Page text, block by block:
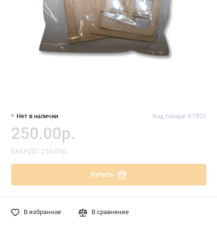
Нет в наличии Код товара: KTR21
250.00р.
Без НДС: 250.00р.
Купить
В избранное В сравнение